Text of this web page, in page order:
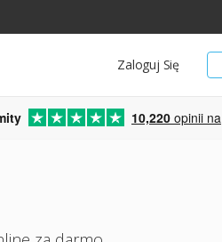
Zaloguj Się
10,220 opinii na